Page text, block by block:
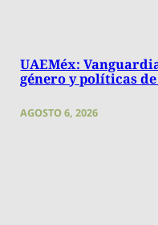
UAEMéx:
género y políticas
AGOSTO 6, 2026